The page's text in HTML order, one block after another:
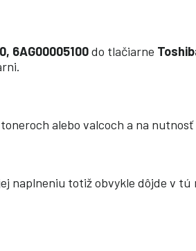
6AG00005100do tlačiarne
alebo valcoch a na
naplneniu totiž obvykle dôjde v